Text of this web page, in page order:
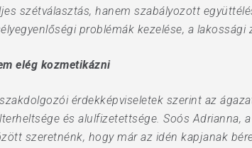
szétválasztás, hanem szabályozott
problémák kezelése, a
elég kozmetikázni
érdekképviseletek szerint az
és alulfizetettsége. Soós Adrianna,
szeretnénk, hogy már az idén kapjanak